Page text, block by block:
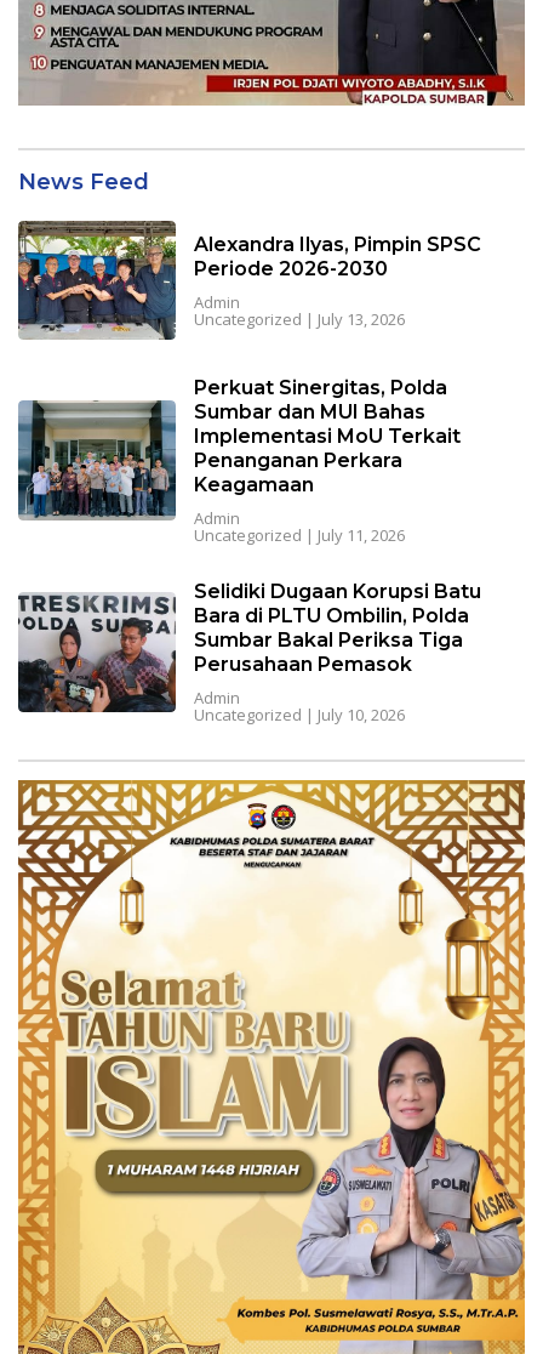
y
a
a
e
r
k
i
n
i
o
r
t
a
S
b
r
News Feed
Alexandra Ilyas, Pimpin SPSC
Periode 2026-2030
Admin
Uncategorized | July 13, 2026
Perkuat Sinergitas, Polda
Sumbar dan MUI Bahas
Implementasi MoU Terkait
Penanganan Perkara
Keagamaan
Admin
Uncategorized | July 11, 2026
Selidiki Dugaan Korupsi Batu
Bara di PLTU Ombilin, Polda
Sumbar Bakal Periksa Tiga
Perusahaan Pemasok
Admin
Uncategorized | July 10, 2026